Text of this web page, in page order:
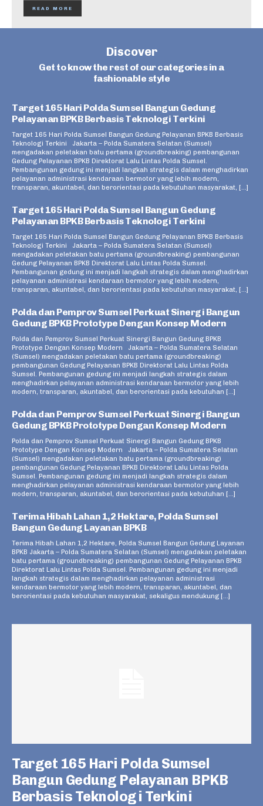
READ MORE
Discover
Get to know the rest of our categories in a
fashionable style
Target 165 Hari Polda Sumsel Bangun Gedung
Pelayanan BPKB Berbasis Teknologi Terkini
Target 165 Hari Polda Sumsel Bangun Gedung Pelayanan BPKB Berbasis
Teknologi Terkini Jakarta – Polda Sumatera Selatan (Sumsel)
mengadakan peletakan batu pertama (groundbreaking) pembangunan
Gedung Pelayanan BPKB Direktorat Lalu Lintas Polda Sumsel.
Pembangunan gedung ini menjadi langkah strategis dalam menghadirkan
pelayanan administrasi kendaraan bermotor yang lebih modern,
transparan, akuntabel, dan berorientasi pada kebutuhan masyarakat, […]
Target 165 Hari Polda Sumsel Bangun Gedung
Pelayanan BPKB Berbasis Teknologi Terkini
Target 165 Hari Polda Sumsel Bangun Gedung Pelayanan BPKB Berbasis
Teknologi Terkini Jakarta – Polda Sumatera Selatan (Sumsel)
mengadakan peletakan batu pertama (groundbreaking) pembangunan
Gedung Pelayanan BPKB Direktorat Lalu Lintas Polda Sumsel.
Pembangunan gedung ini menjadi langkah strategis dalam menghadirkan
pelayanan administrasi kendaraan bermotor yang lebih modern,
transparan, akuntabel, dan berorientasi pada kebutuhan masyarakat, […]
Polda dan Pemprov Sumsel Perkuat Sinergi Bangun
Gedung BPKB Prototype Dengan Konsep Modern
Polda dan Pemprov Sumsel Perkuat Sinergi Bangun Gedung BPKB
Prototype Dengan Konsep Modern Jakarta – Polda Sumatera Selatan
(Sumsel) mengadakan peletakan batu pertama (groundbreaking)
pembangunan Gedung Pelayanan BPKB Direktorat Lalu Lintas Polda
Sumsel. Pembangunan gedung ini menjadi langkah strategis dalam
menghadirkan pelayanan administrasi kendaraan bermotor yang lebih
modern, transparan, akuntabel, dan berorientasi pada kebutuhan […]
Polda dan Pemprov Sumsel Perkuat Sinergi Bangun
Gedung BPKB Prototype Dengan Konsep Modern
Polda dan Pemprov Sumsel Perkuat Sinergi Bangun Gedung BPKB
Prototype Dengan Konsep Modern Jakarta – Polda Sumatera Selatan
(Sumsel) mengadakan peletakan batu pertama (groundbreaking)
pembangunan Gedung Pelayanan BPKB Direktorat Lalu Lintas Polda
Sumsel. Pembangunan gedung ini menjadi langkah strategis dalam
menghadirkan pelayanan administrasi kendaraan bermotor yang lebih
modern, transparan, akuntabel, dan berorientasi pada kebutuhan […]
Terima Hibah Lahan 1,2 Hektare, Polda Sumsel
Bangun Gedung Layanan BPKB
Terima Hibah Lahan 1,2 Hektare, Polda Sumsel Bangun Gedung Layanan
BPKB Jakarta – Polda Sumatera Selatan (Sumsel) mengadakan peletakan
batu pertama (groundbreaking) pembangunan Gedung Pelayanan BPKB
Direktorat Lalu Lintas Polda Sumsel. Pembangunan gedung ini menjadi
langkah strategis dalam menghadirkan pelayanan administrasi
kendaraan bermotor yang lebih modern, transparan, akuntabel, dan
berorientasi pada kebutuhan masyarakat, sekaligus mendukung […]
Target 165 Hari Polda Sumsel
Bangun Gedung Pelayanan BPKB
Berbasis Teknologi Terkini